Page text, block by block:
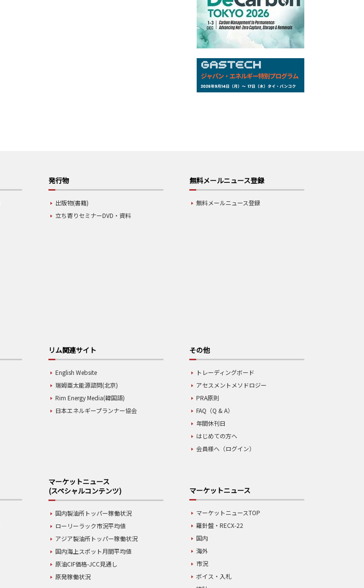
発行物
出版物(書籍)
立ち寄りセミナーDVD・資料
無料メールニュース登録
無料メールニュース登録
リム関連サイト
English Website
瑞姆亜太能源諮問(北京)
Rim Energy Media(韓国語)
日本エネルギープランナー協会
その他
トレーディングボード
アセスメントメソドロジー
PRA原則
FAQ（Q & A）
年間休刊日
はじめての方へ
会員様へ（ログイン）
マーケットニュース
(スペシャルコンテンツ)
国内製油所トッパー稼働状況
ローリーラック市況平均値
アジア製油所トッパー稼働状況
国内海上スポット月間平均値
原油CIF価格-JCC見通し
原発稼働状況
マーケットニュース
マーケットニュースTOP
羅針盤・RECX-22
国内
海外
市況
ボイス・入札